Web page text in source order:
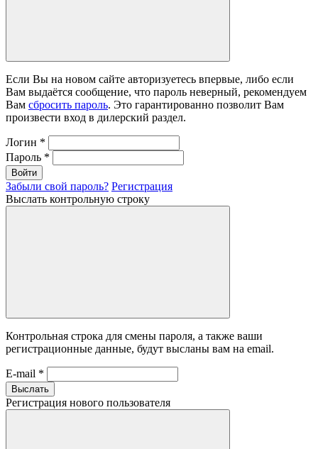
Если Вы на новом сайте авторизуетесь впервые, либо если
Вам выдаётся сообщение, что пароль неверный, рекомендуем
Вам сбросить пароль. Это гарантированно позволит Вам
произвести вход в дилерский раздел.
Логин *
Пароль *
Войти
Забыли свой пароль? Регистрация
Выслать контрольную строку
Контрольная строка для смены пароля, а также ваши
регистрационные данные, будут высланы вам на email.
E-mail *
Выслать
Регистрация нового пользователя